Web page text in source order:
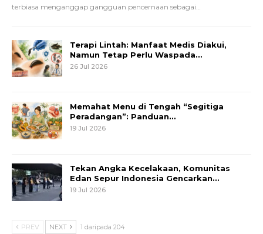
terbiasa menganggap gangguan pencernaan sebagai
Terapi Lintah: Manfaat Medis Diakui,
Namun Tetap Perlu Waspada…
26 Jul 2026
Memahat Menu di Tengah “Segitiga
Peradangan”: Panduan…
19 Jul 2026
Tekan Angka Kecelakaan, Komunitas
Edan Sepur Indonesia Gencarkan…
19 Jul 2026
PREV NEXT 1 daripada 204